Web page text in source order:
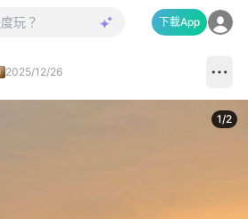
下載App
2025/12/26
1/2